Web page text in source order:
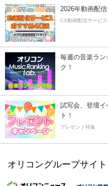
2026年動画配
CS動画配信サービ
毎週の音楽ラン
ク！
試写会、登壇イ
ト！
プレゼント特集
オリコングループサイト